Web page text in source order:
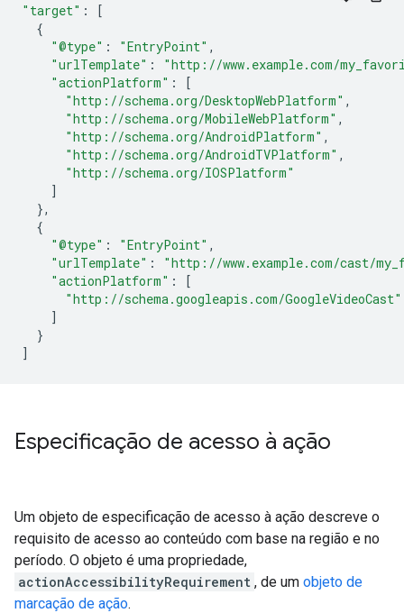
"target" :
[
{
"@type" : "EntryPoint" ,
"urlTemplate" :
"http://www.example.com/
"actionPlatform" :
[
"http://schema.org/DesktopWebPlatform" ,
"http://schema.org/MobileWebPlatform" ,
"http://schema.org/AndroidPlatform" ,
"http://schema.org/AndroidTVPlatform" ,
"http://schema.org/IOSPlatform"
]
},
{
"@type" : "EntryPoint" ,
"urlTemplate" :
"http://www.example.com/cast/
"actionPlatform" :
[
"http://schema.googleapis.com/GoogleVideoCast"
]
}
]
Especificação de acesso à ação
Um objeto de especificação de acesso à ação descreve o
requisito de acesso ao conteúdo com base na região e no
período. O objeto é uma propriedade,
actionAccessibilityRequirement , de um objeto de
marcação de ação.